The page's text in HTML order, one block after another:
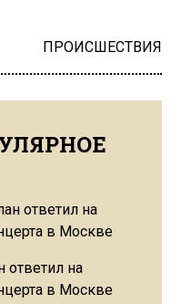
ПРОИСШЕСТВИЯ
на
в Москве